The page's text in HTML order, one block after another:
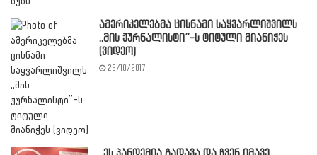
ამერიკელებმა ცისნამი საყვარლიშვილს
,,მის ჟურნალისტი”-ს ტიტული მიანიჭეს
(ვიდეო)
28/10/2017